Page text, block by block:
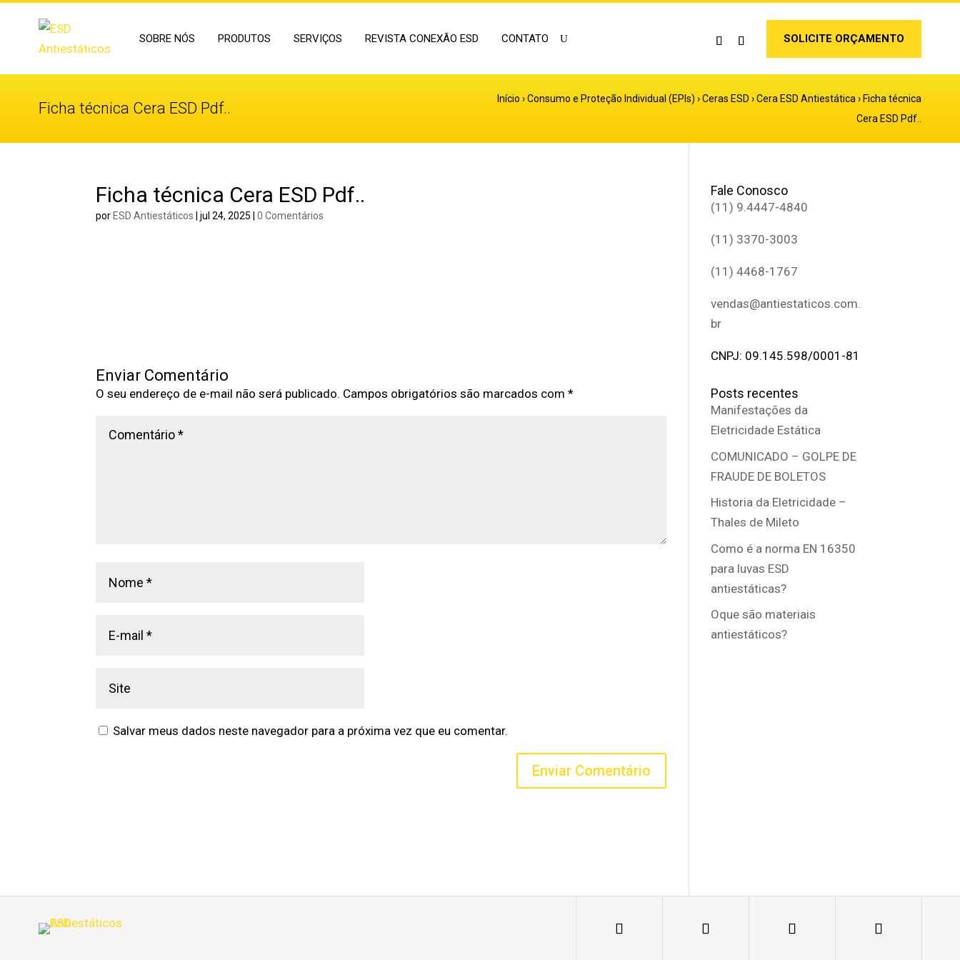
SOBRE NÓS PRODUTOS SERVIÇOS REVISTA CONEXÃO ESD CONTATO SOLICITE ORÇAMENTO
Ficha técnica Cera ESD Pdf..
Início ›Consumo e Proteção Individual (EPIs) ›Ceras ESD ›Cera ESD Antiestática › Ficha técnica
Cera ESD Pdf..
Ficha técnica Cera ESD Pdf..
por ESD Antiestáticos |jul 24, 2025 |0 Comentários
Enviar Comentário
O seu endereço de e-mail não será publicado. Campos obrigatórios são marcados com*
Salvar meus dados neste navegador para a próxima vez que eu comentar.
Fale Conosco
(11) 9.4447-4840
(11) 3370-3003
(11) 4468-1767
vendas@antiestaticos.com.
br
CNPJ: 09.145.598/0001-81
Posts recentes
Manifestações da
Eletricidade Estática
COMUNICADO – GOLPE DE
FRAUDE DE BOLETOS
Historia da Eletricidade –
Thales de Mileto
Como é a norma EN 16350
para luvas ESD
antiestáticas?
Oque são materiais
antiestáticos?